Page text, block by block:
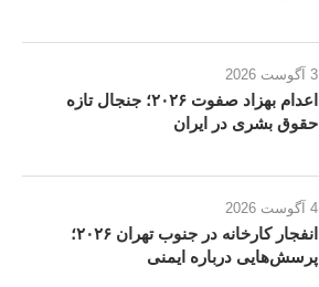
3 آگوست 2026
اعدام بهزاد صفوت ۲۰۲۶؛ جنجال تازه
حقوق بشری در ایران
4 آگوست 2026
انفجار کارخانه در جنوب تهران ۲۰۲۶؛
پرسش‌هایی درباره ایمنی